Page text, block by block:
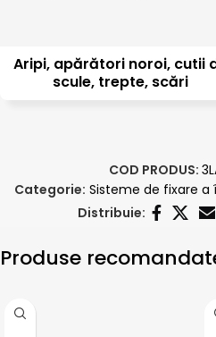
Aripi, apărători noroi, cutii
scule, trepte, scări
COD PRODUS:
Categorie: Sisteme de fixare a
Distribuie:
Produse